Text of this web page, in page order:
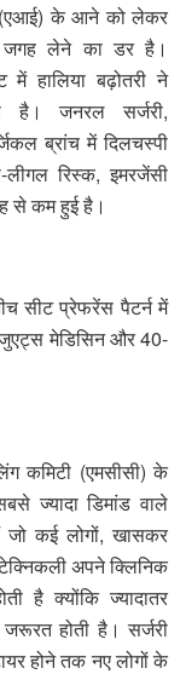
(एआई) के आने को लेकर
जगह लेने का डर है।
में हालिया बढ़ोतरी ने
है। जनरल सर्जरी,
ब्रांच में दिलचस्पी
रिस्क, इमरजेंसी
से कम हुई है।
सीट प्रेफरेंस पैटर्न में
मेडिसिन और 40-
कमिटी (एमसीसी) के
ज्यादा डिमांड वाले
कई लोगों, खासकर
अपने क्लिनिक
है क्योंकि ज्यादातर
होती है। सर्जरी
होने तक नए लोगों के